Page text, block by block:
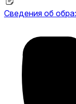
Сведения об